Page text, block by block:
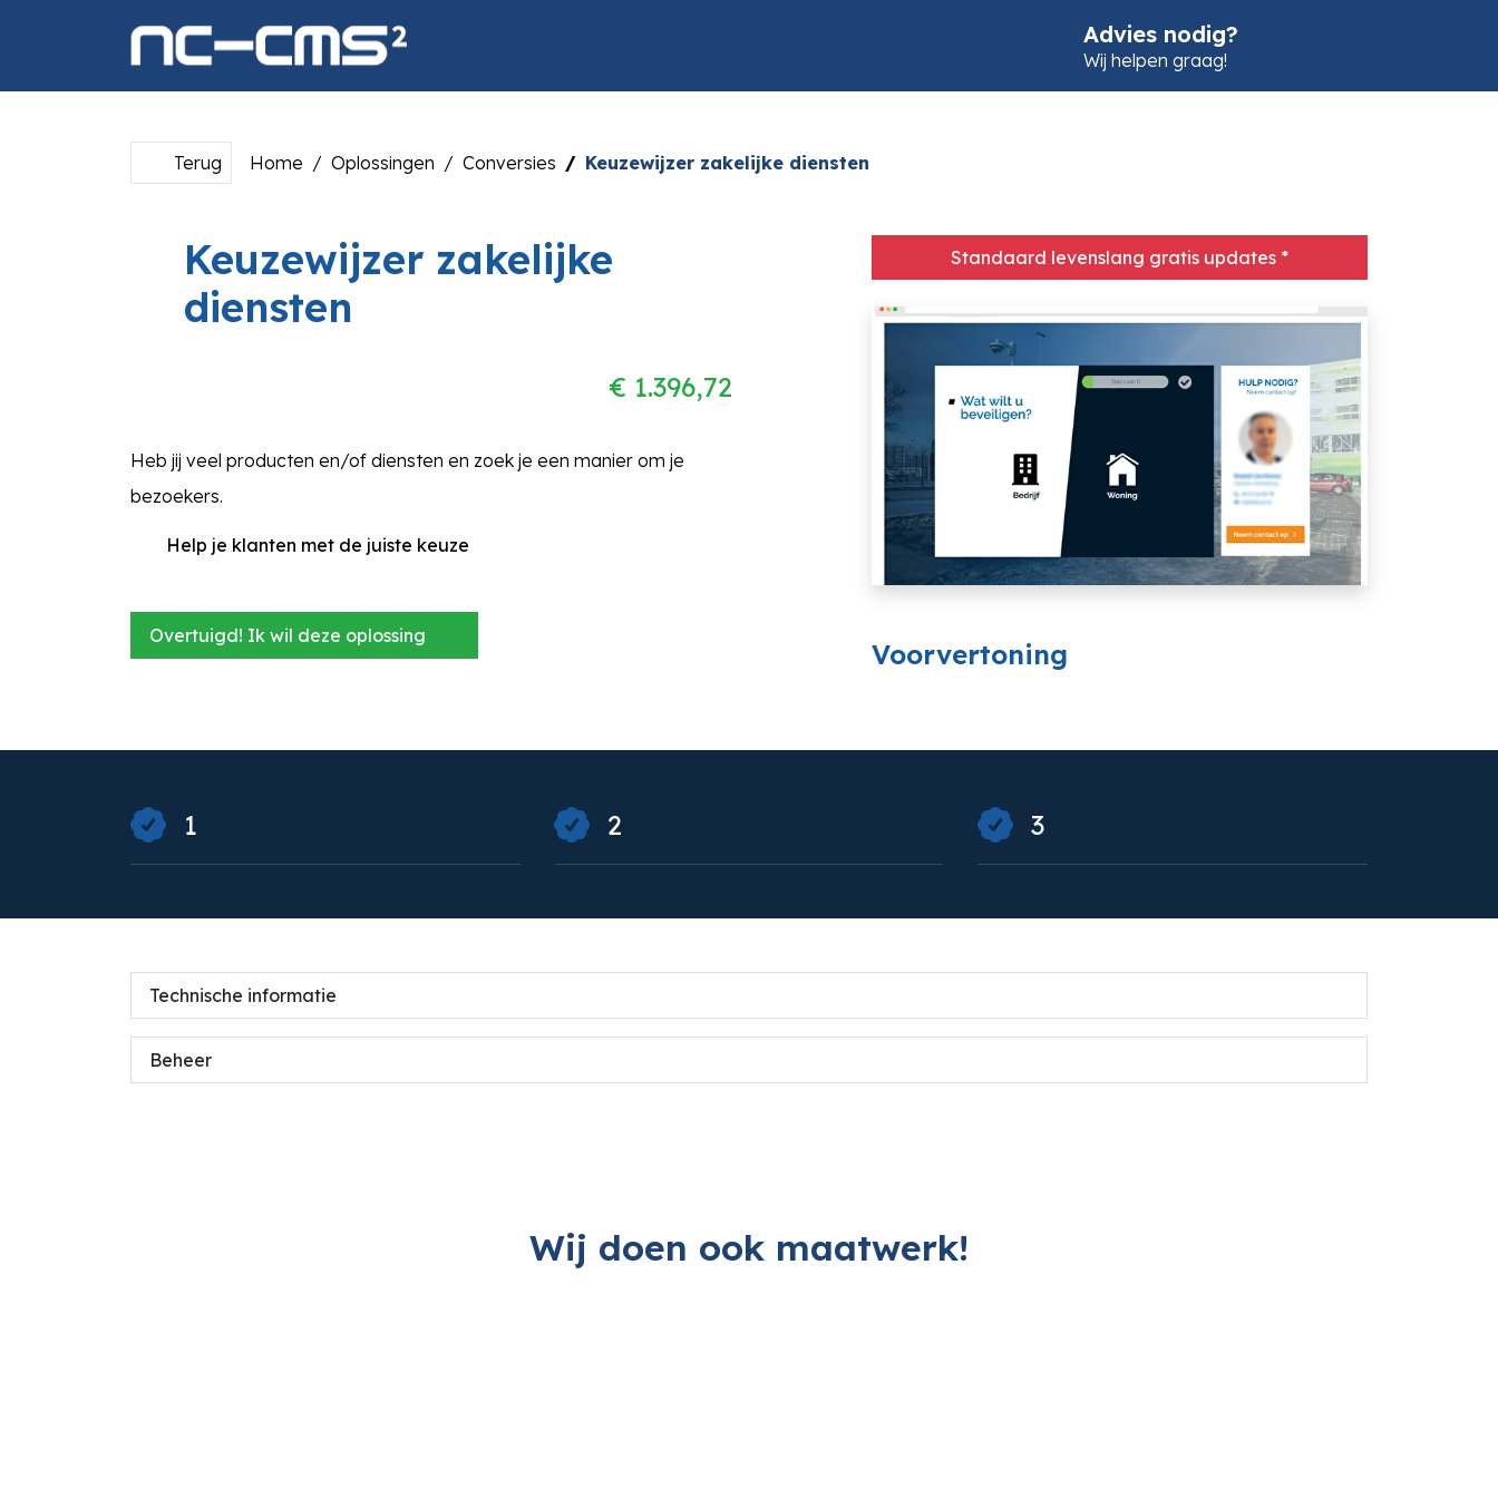
Advies nodig?
Wij helpen graag!
Terug Home Oplossingen Conversies Keuzewijzer zakelijke diensten
Keuzewijzer zakelijke
diensten
€ 1.396,72
Heb jij veel producten en/of diensten en zoek je een manier om je
bezoekers.
Help je klanten met de juiste keuze
Overtuigd! Ik wil deze oplossing
Standaard levenslang gratis updates *
Voorvertoning
overslaan
1 2 3
Technische informatie
Beheer
Wij doen ook maatwerk!